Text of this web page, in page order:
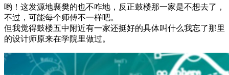
哟！这发源地襄樊的也不咋地，反正鼓楼那一家是不想去了，
不过，可能每个师傅不一样吧。
但我觉得鼓楼五中附近有一家还挺好的具体叫什么我忘了那里
的设计师原来在学院里做过。